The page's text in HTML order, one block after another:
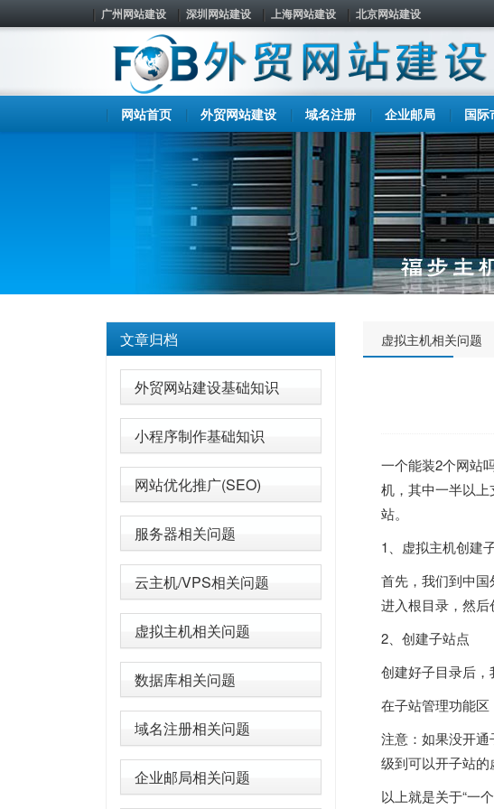
广州网站建设 深圳网站建设 上海网站建设 北京网站建设
网站首页 外贸网站建设 域名注册 企业邮局 国际
文章归档
外贸网站建设基础知识
小程序制作基础知识
网站优化推广(SEO)
服务器相关问题
云主机/VPS相关问题
虚拟主机相关问题
数据库相关问题
域名注册相关问题
企业邮局相关问题
虚拟主机相关问题
一个能装2个网站
机 ，其中一半以
站。
1、 虚拟主机创建
首先，我们到中国
进入根目录，然后
2、创建子站点
创建好子目录后，
在子站管理功能
注意：如果没开通
级到可以开子站的
以上就是关于“一个